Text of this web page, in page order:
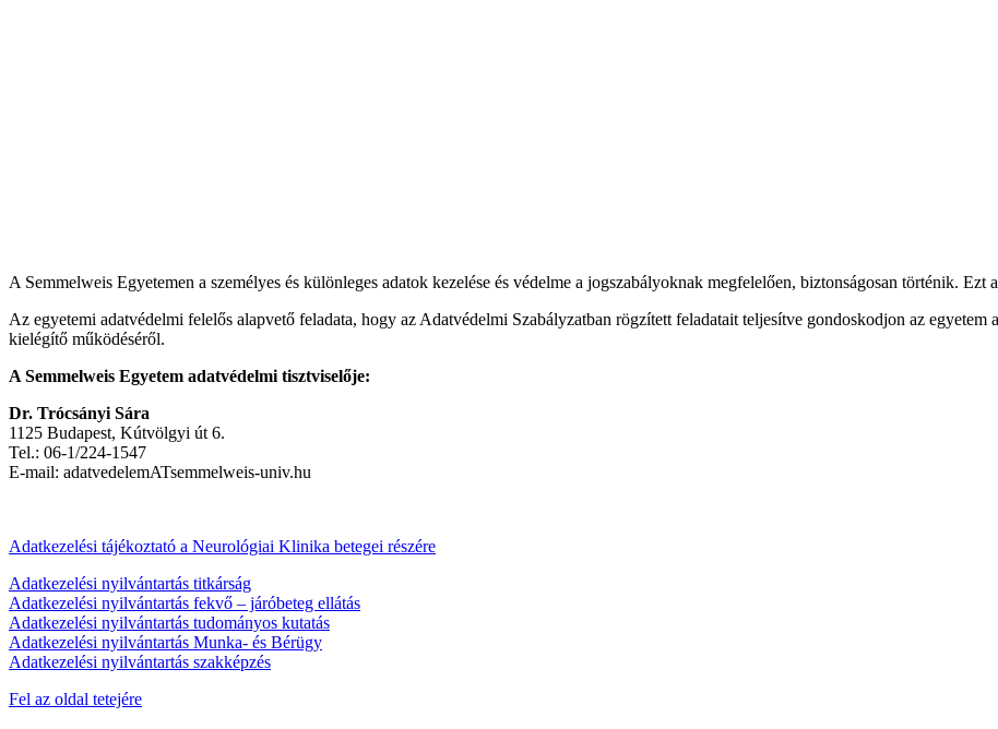
A Semmelweis Egyetemen a személyes és különleges adatok kezelése és védelme a jogszabályoknak megfelelően, biztonságosan történik. Ezt a
Az egyetemi adatvédelmi felelős alapvető feladata, hogy az Adatvédelmi Szabályzatban rögzített feladatait teljesítve gondoskodjon az egyetem
kielégítő működéséről.
A Semmelweis Egyetem adatvédelmi tisztviselője:
Dr. Trócsányi Sára
1125 Budapest, Kútvölgyi út 6.
Tel.: 06-1/224-1547
E-mail: adatvedelemATsemmelweis-univ.hu
Adatkezelési tájékoztató a Neurológiai Klinika betegei részére
Adatkezelési nyilvántartás titkárság
Adatkezelési nyilvántartás fekvő – járóbeteg ellátás
Adatkezelési nyilvántartás tudományos kutatás
Adatkezelési nyilvántartás Munka- és Bérügy
Adatkezelési nyilvántartás szakképzés
Fel az oldal tetejére